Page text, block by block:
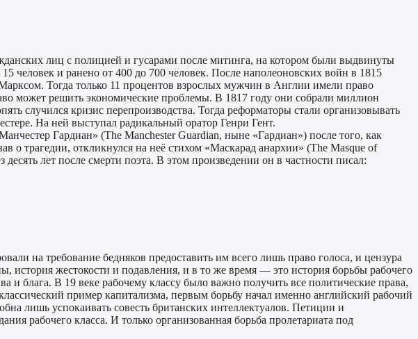
лиц с полицией и гусарами после митинга, на котором были выдвинуты
человек и ранено от 400 до 700 человек. После наполеоновских войн в 1815
Тогда только 11 процентов взрослых мужчин в Англии имели право
может решить экономические проблемы. В 1817 году они собрали миллион
случился кризис перепроизводства. Тогда реформаторы стали организовывать
На ней выступал радикальный оратор Генри Гент.
Гардиан» (The Manchester Guardian, ныне «Гардиан») после того, как
трагедии, откликнулся на неё стихом «Маскарад анархии» (The Masque of
лет после смерти поэта. В этом произведении он в частности писал:
на требование бедняков предоставить им всего лишь право голоса, и цензура
жестокости и подавления, и в то же время — это история борьбы рабочего
и блага. В 19 веке рабочему классу было важно получить все политические права,
пример капитализма, первым борьбу начал именно английский рабочий
лишь успокаивать совесть британских интеллектуалов. Петиции и
рабочего класса. И только организованная борьба пролетариата под